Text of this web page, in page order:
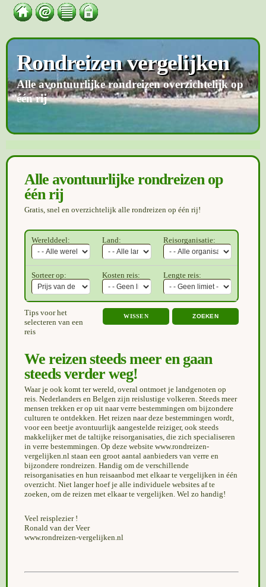
Rondreizen vergelijken
Alle avontuurlijke rondreizen overzichtelijk op
één rij
Alle avontuurlijke rondreizen op
één rij
Gratis, snel en overzichtelijk alle rondreizen op één rij!
Werelddeel: Land: Reisorganisatie:
Sorteer op: Kosten reis: Lengte reis:
WISSEN
Tips voor het
selecteren van een
reis
We reizen steeds meer en gaan
steeds verder weg!
Waar je ook komt ter wereld, overal ontmoet je landgenoten op
reis. Nederlanders en Belgen zijn reislustige volkeren. Steeds meer
mensen trekken er op uit naar verre bestemmingen om bijzondere
culturen te ontdekken. Het reizen naar deze bestemmingen wordt,
voor een beetje avontuurlijk aangestelde reiziger, ook steeds
makkelijker met de taltijke reisorganisaties, die zich specialiseren
in verre bestemmingen. Op deze website www.rondreizen-
vergelijken.nl staan een groot aantal aanbieders van verre en
bijzondere rondreizen. Handig om de verschillende
reisorganisaties en hun reisaanbod met elkaar te vergelijken in één
overzicht. Niet langer hoef je alle individuele websites af te
zoeken, om de reizen met elkaar te vergelijken. Wel zo handig!
Veel reisplezier !
Ronald van der Veer
www.rondreizen-vergelijken.nl